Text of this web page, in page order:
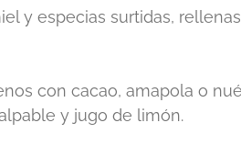
y especias surtidas,
con cacao, amapola o
y jugo de limón.